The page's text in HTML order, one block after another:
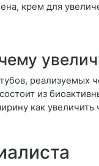
крем для
реализуемых
из
как